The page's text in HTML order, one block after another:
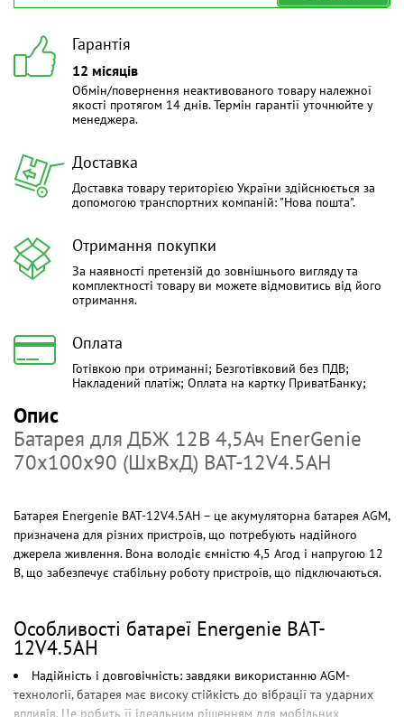
Гарантія
12 місяців
Обмін/повернення неактивованого товару належної
якості протягом 14 днів. Термін гарантії уточнюйте у
менеджера.
Доставка
Доставка товару територією України здійснюється за
допомогою транспортних компаній: "Нова пошта".
Отримання покупки
За наявності претензій до зовнішнього вигляду та
комплектності товару ви можете відмовитись від його
отримання.
Оплата
Готівкою при отриманні; Безготівковий без ПДВ;
Накладений платіж; Оплата на картку ПриватБанку;
Опис
Батарея для ДБЖ 12В 4,5Ач EnerGenie
70x100x90 (ШхВхД) BAT-12V4.5AH
Батарея Energenie BAT-12V4.5AH – це акумуляторна батарея AGM,
призначена для різних пристроїв, що потребують надійного
джерела живлення. Вона володіє ємністю 4,5 Агод і напругою 12
В, що забезпечує стабільну роботу пристроїв, що підключаються.
Особливості батареї Energenie BAT-
12V4.5AH
Надійність і довговічність: завдяки використанню AGM-
технології, батарея має високу стійкість до вібрації та ударних
впливів. Це робить її ідеальним рішенням для мобільних